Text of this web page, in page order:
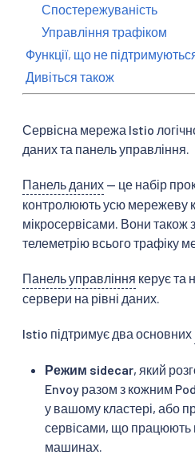
Спостережуваність
Управління трафіком
Функції, що не
Дивіться також
Сервісна мережа Istio
даних та панель управління.
Панель даних — це набір
контролюють усю мережеву
мікросервісами. Вони також
телеметрію всього трафіку
Панель управління керує та
сервери на рівні даних.
Istio підтримує два основних
Режим sidecar, який
Envoy разом з кожним
у вашому кластері, або
сервісами, що працюють
машинах.